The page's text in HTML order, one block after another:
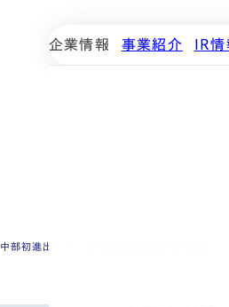
企業情報 事業紹介 IR
中部初進出『ハロー貸会議室』新規OPEN情報